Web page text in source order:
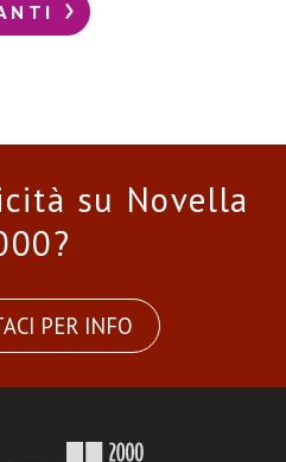
su Novella
PER INFO